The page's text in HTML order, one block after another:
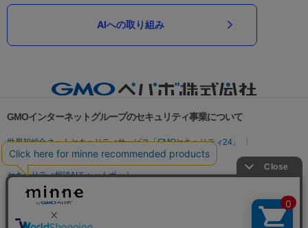
AIへの取り組み
GMOインターネットグループのセキュリティ事業について
世界初総合ネットセキュリティサービス「GMOセキュリティ24」
パスワード漏洩診断
Webサイトリスク診断
セキュリティ相談AIチャットボット
実在証明・盗聴対策